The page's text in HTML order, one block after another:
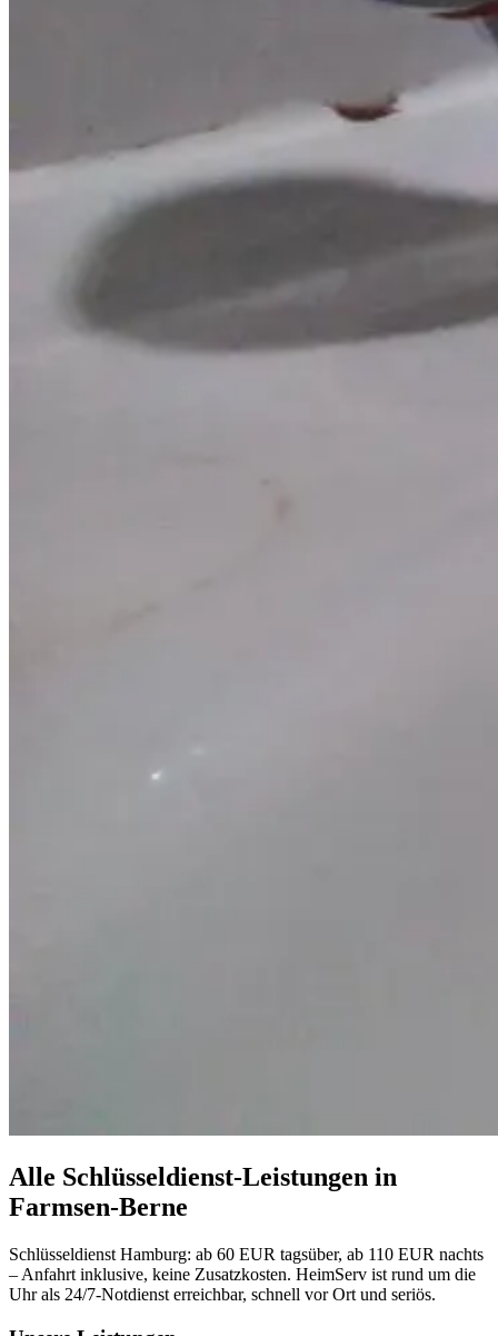
Alle Schlüsseldienst-Leistungen in
Farmsen-Berne
Schlüsseldienst Hamburg: ab 60 EUR tagsüber, ab 110 EUR nachts
– Anfahrt inklusive, keine Zusatzkosten. HeimServ ist rund um die
Uhr als 24/7-Notdienst erreichbar, schnell vor Ort und seriös.